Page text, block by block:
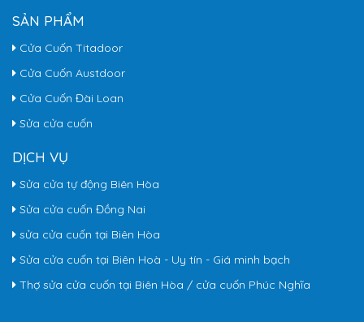
SẢN PHẨM
Cửa Cuốn Titadoor
Cửa Cuốn Austdoor
Cửa Cuốn Đài Loan
Sửa cửa cuốn
DỊCH VỤ
Sửa cửa tự động Biên Hòa
Sửa cửa cuốn Đồng Nai
sửa cửa cuốn tại Biên Hòa
Sửa cửa cuốn tại Biên Hoà - Uy tín - Giá minh bạch
Thợ sửa cửa cuốn tại Biên Hòa / cửa cuốn Phúc Nghĩa